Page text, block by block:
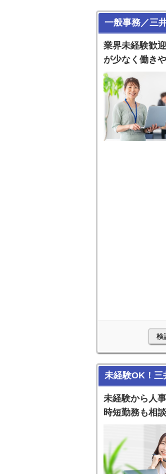
一般事務／三
業界未経験歓
が少なく働き
検
未経験OK！三
未経験から人
時短勤務も相